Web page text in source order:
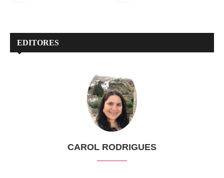
EDITORES
CAROL RODRIGUES